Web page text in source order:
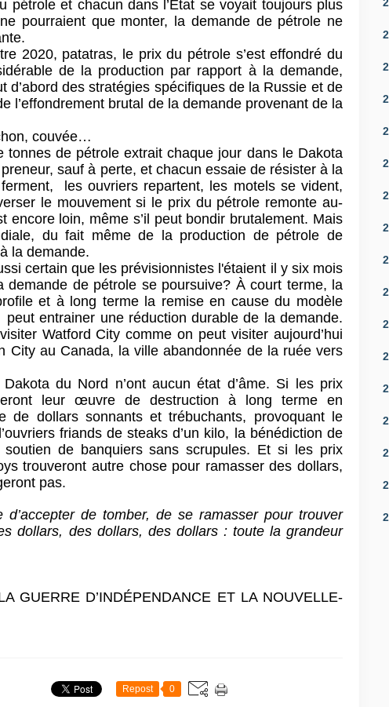
pétrole et chacun dans l’État se voyait toujours plus
pourraient que monter, la demande de pétrole ne
2020, patatras, le prix du pétrole s’est effondré du
de la production par rapport à la demande,
d’abord des stratégies spécifiques de la Russie et de
l’effondrement brutal de la demande provenant de la
couvée…
tonnes de pétrole extrait chaque jour dans le Dakota
sauf à perte, et chacun essaie de résister à la
les ouvriers repartent, les motels se vident,
le mouvement si le prix du pétrole remonte au-
encore loin, même s’il peut bondir brutalement. Mais
du fait même de la production de pétrole de
la demande.
certain que les prévisionnistes l'étaient il y six mois
demande de pétrole se poursuive? À court terme, la
et à long terme la remise en cause du modèle
entrainer une réduction durable de la demande.
Watford City comme on peut visiter aujourd’hui
City au Canada, la ville abandonnée de la ruée vers
du Nord n’ont aucun état d’âme. Si les prix
leur œuvre de destruction à long terme en
de dollars sonnants et trébuchants, provoquant le
friands de steaks d’un kilo, la bénédiction de
de banquiers sans scrupules. Et si les prix
trouveront autre chose pour ramasser des dollars,
pas.
d’accepter de tomber, de se ramasser pour trouver
dollars, des dollars, des dollars : toute la grandeur
GUERRE D’INDÉPENDANCE ET LA NOUVELLE-
Repost 0